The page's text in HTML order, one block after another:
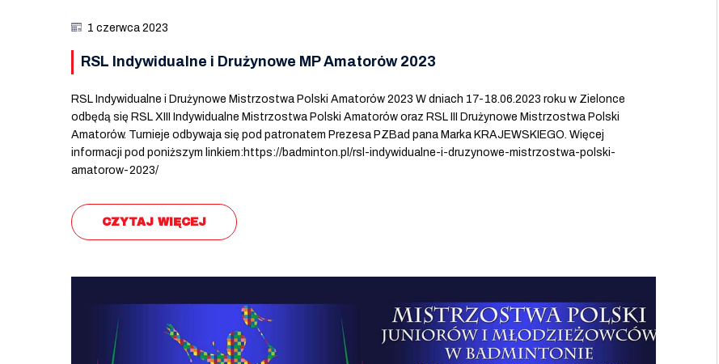
1 czerwca 2023
RSL Indywidualne i Drużynowe MP Amatorów 2023
RSL Indywidualne i Drużynowe Mistrzostwa Polski Amatorów 2023 W dniach 17-18.06.2023 roku w Zielonce
odbędą się RSL XIII Indywidualne Mistrzostwa Polski Amatorów oraz RSL III Drużynowe Mistrzostwa Polski
Amatorów. Turnieje odbywaja się pod patronatem Prezesa PZBad pana Marka KRAJEWSKIEGO. Więcej
informacji pod poniższym linkiem:https://badminton.pl/rsl-indywidualne-i-druzynowe-mistrzostwa-polski-
amatorow-2023/
CZYTAJ WIĘCEJ